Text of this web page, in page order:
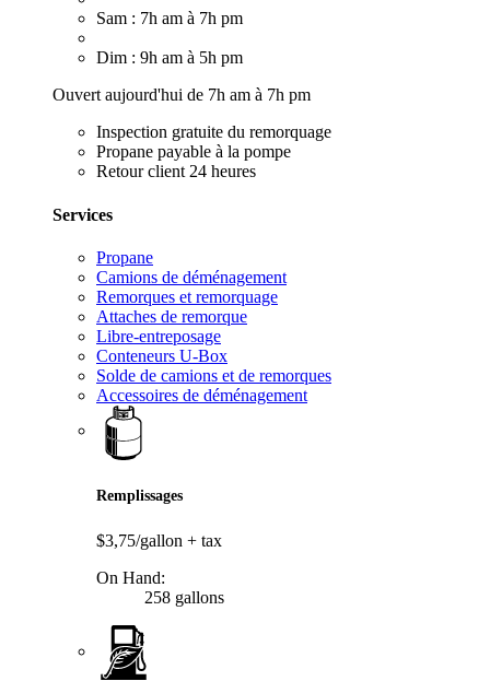
Sam : 7h am à 7h pm
Dim : 9h am à 5h pm
Ouvert aujourd'hui de 7h am à 7h pm
Inspection gratuite du remorquage
Propane payable à la pompe
Retour client 24 heures
Services
Propane
Camions de déménagement
Remorques et remorquage
Attaches de remorque
Libre-entreposage
Conteneurs U-Box
Solde de camions et de remorques
Accessoires de déménagement
Remplissages
$3,75/gallon + tax
On Hand:
258 gallons